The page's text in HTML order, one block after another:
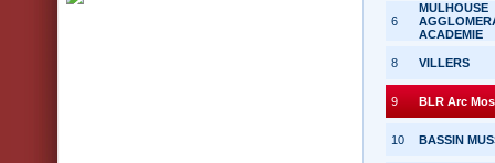
6
MULHOUSE
ACADEMIE
8 VILLERS
9 BLR Arc
10 BASSIN